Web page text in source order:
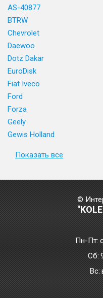
AS-40877
BTRW
Chevrolet
Daewoo
Dotz Dakar
EuroDisk
Fiat Iveco
Ford
Forza
Geely
Gewis Holland
Показать все
©
Пн-Пт:
Сб:
Bc: